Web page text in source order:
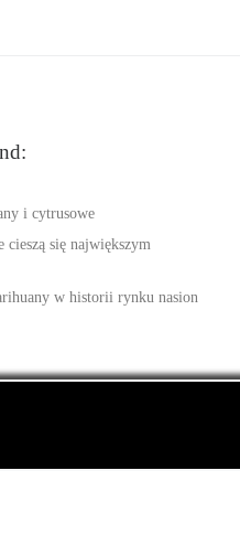
i cytrusowe
się największym
w historii rynku nasion
-